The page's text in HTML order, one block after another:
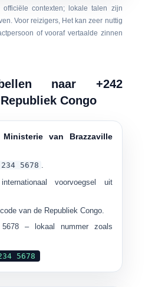
contexten; lokale talen zijn
Voor reizigers, Het kan zeer nuttig
of vooraf vertaalde zinnen
naar +242
Congo
van Brazzaville
5678 .
voorvoegsel uit
van de Republiek Congo.
– lokaal nummer zoals
5678